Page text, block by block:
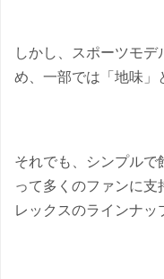
しかし、スポーツモ
め、一部では「地味」
それでも、シンプルで
って多くのファンに
レックスのラインナッ